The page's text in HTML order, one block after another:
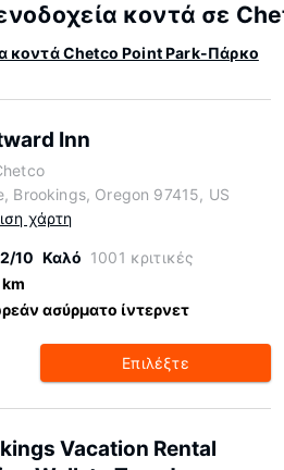
κοντά σε
κοντά Chetco Point Park-Πάρκο
Inn
Brookings, Oregon 97415, US
χάρτη
10 Καλό 1001 κριτικές
km
ασύρματο ίντερνετ
Επιλέξτε
Vacation Rental